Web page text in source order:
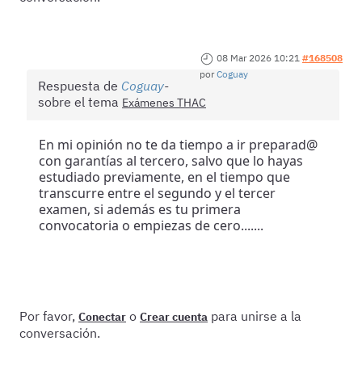
08 Mar 2026 10:21 #168508
porCoguay
Respuesta de Coguay
sobre el tema Exámenes THAC
En mi opinión no te da tiempo a ir preparad@
con garantías al tercero, salvo que lo hayas
estudiado previamente, en el tiempo que
transcurre entre el segundo y el tercer
examen, si además es tu primera
convocatoria o empiezas de cero.......
Por favor, Conectar o Crear cuenta para unirse a la
conversación.